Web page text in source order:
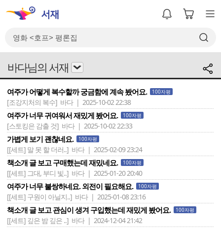
바다님의 서재
여주가 어떻게 복수할까 궁금함에 계속 봤어요. 100자평
[조강지처의 복수] 바다 | 2025-10-02 22:38
여주가 너무 귀여워서 재밌게 봤어요. 100자평
[스토킹은 감출 것] 바다 | 2025-10-02 22:33
가볍게 보기 괜찮네요. 100자평
[[세트] 말 못 할 더러..] 바다 | 2025-02-09 23:24
책소개 글 보고 구매했는데 재밌네요. 100자평
[[세트] 그대, 부디 빛..] 바다 | 2025-01-20 20:40
여주가 너무 불쌍하네요. 외전이 필요해요. 100자평
[[세트] 구원이 아닐지..] 바다 | 2025-01-08 23:16
책소개 글 보고 관심이 생겨 구입했는데 재밌게 봤어요. 100자평
[[세트] 깊은 밤 깊은 ..] 바다 | 2024-12-04 21:42